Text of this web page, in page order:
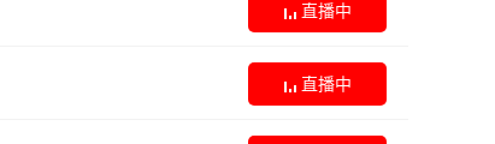
直播中
直播中